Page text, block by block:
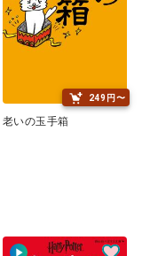
249円〜
老いの玉手箱